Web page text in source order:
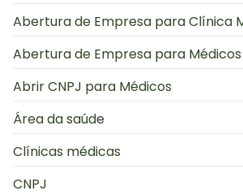
Abertura de Empresa para Clínica
Abertura de Empresa para Médicos
Abrir CNPJ para Médicos
Área da saúde
Clínicas médicas
CNPJ